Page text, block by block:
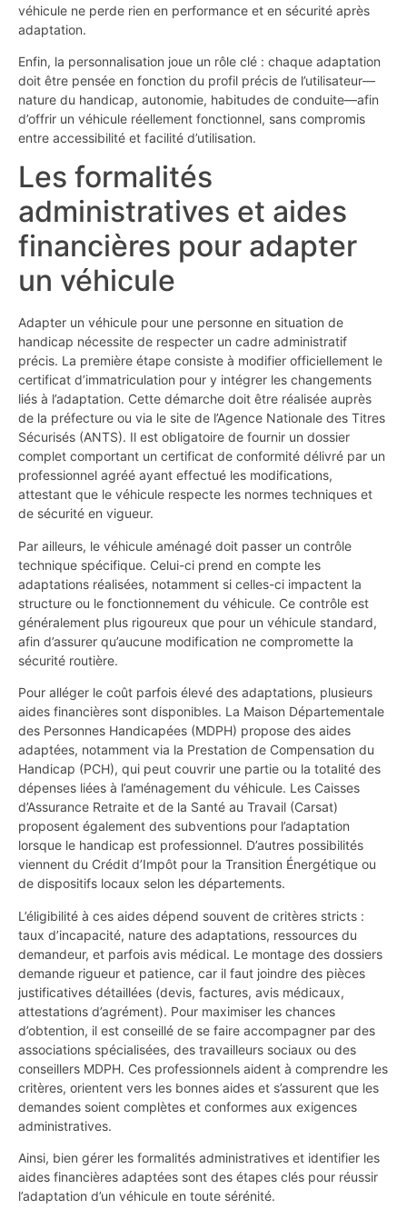
véhicule ne perde rien en performance et en sécurité après
adaptation.
Enfin, la personnalisation joue un rôle clé : chaque adaptation
doit être pensée en fonction du profil précis de l’utilisateur—
nature du handicap, autonomie, habitudes de conduite—afin
d’offrir un véhicule réellement fonctionnel, sans compromis
entre accessibilité et facilité d’utilisation.
Les formalités
administratives et aides
financières pour adapter
un véhicule
Adapter un véhicule pour une personne en situation de
handicap nécessite de respecter un cadre administratif
précis. La première étape consiste à modifier officiellement le
certificat d’immatriculation pour y intégrer les changements
liés à l’adaptation. Cette démarche doit être réalisée auprès
de la préfecture ou via le site de l’Agence Nationale des Titres
Sécurisés (ANTS). Il est obligatoire de fournir un dossier
complet comportant un certificat de conformité délivré par un
professionnel agréé ayant effectué les modifications,
attestant que le véhicule respecte les normes techniques et
de sécurité en vigueur.
Par ailleurs, le véhicule aménagé doit passer un contrôle
technique spécifique. Celui-ci prend en compte les
adaptations réalisées, notamment si celles-ci impactent la
structure ou le fonctionnement du véhicule. Ce contrôle est
généralement plus rigoureux que pour un véhicule standard,
afin d’assurer qu’aucune modification ne compromette la
sécurité routière.
Pour alléger le coût parfois élevé des adaptations, plusieurs
aides financières sont disponibles. La Maison Départementale
des Personnes Handicapées (MDPH) propose des aides
adaptées, notamment via la Prestation de Compensation du
Handicap (PCH), qui peut couvrir une partie ou la totalité des
dépenses liées à l’aménagement du véhicule. Les Caisses
d’Assurance Retraite et de la Santé au Travail (Carsat)
proposent également des subventions pour l’adaptation
lorsque le handicap est professionnel. D’autres possibilités
viennent du Crédit d’Impôt pour la Transition Énergétique ou
de dispositifs locaux selon les départements.
L’éligibilité à ces aides dépend souvent de critères stricts :
taux d’incapacité, nature des adaptations, ressources du
demandeur, et parfois avis médical. Le montage des dossiers
demande rigueur et patience, car il faut joindre des pièces
justificatives détaillées (devis, factures, avis médicaux,
attestations d’agrément). Pour maximiser les chances
d’obtention, il est conseillé de se faire accompagner par des
associations spécialisées, des travailleurs sociaux ou des
conseillers MDPH. Ces professionnels aident à comprendre les
critères, orientent vers les bonnes aides et s’assurent que les
demandes soient complètes et conformes aux exigences
administratives.
Ainsi, bien gérer les formalités administratives et identifier les
aides financières adaptées sont des étapes clés pour réussir
l’adaptation d’un véhicule en toute sérénité.